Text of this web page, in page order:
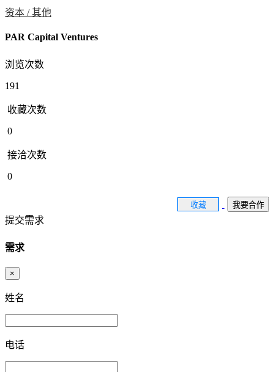
资本 /其他
PAR Capital Ventures
浏览次数
191
收藏次数
0
接洽次数
0
收藏 我要合作
提交需求
需求
×
姓名
电话